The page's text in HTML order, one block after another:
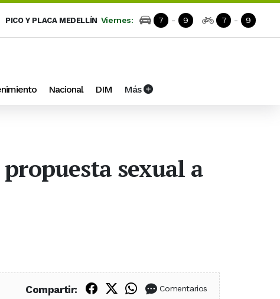
PICO Y PLACA MEDELLÍN Viernes: 7 - 9 7 - 9
Nacional DIM Más
sexual a
Compartir: Compartir en Facebook
Compartir en X (Twitter)
Compartir en WhatsApp
Comentarios